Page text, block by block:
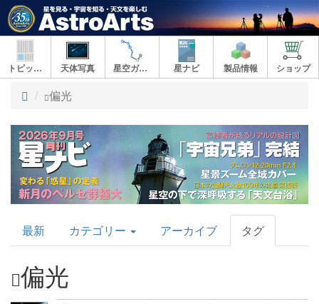
トピックス 天体写真 星空ガイド 星ナビ 製品情報 ショップ
ト
プ
偏光
AstroArts
Topics
最新 カテゴリー アーカイブ タグ
偏光